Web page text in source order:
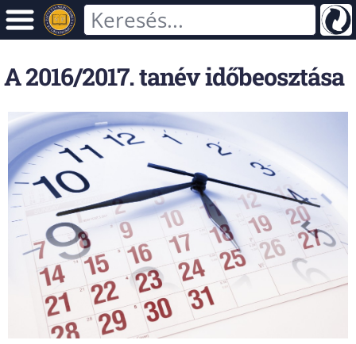
A 2016/2017. tanév időbeosztása